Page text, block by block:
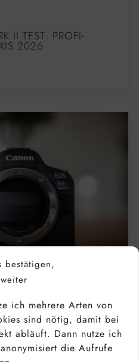
bestätigen,
ich mehrere Arten von
sind nötig, damit bei
abläuft. Dann nutze ich
die Aufrufe
II TEST: PROFI-
2026
II TEST –
TESTBILDER &